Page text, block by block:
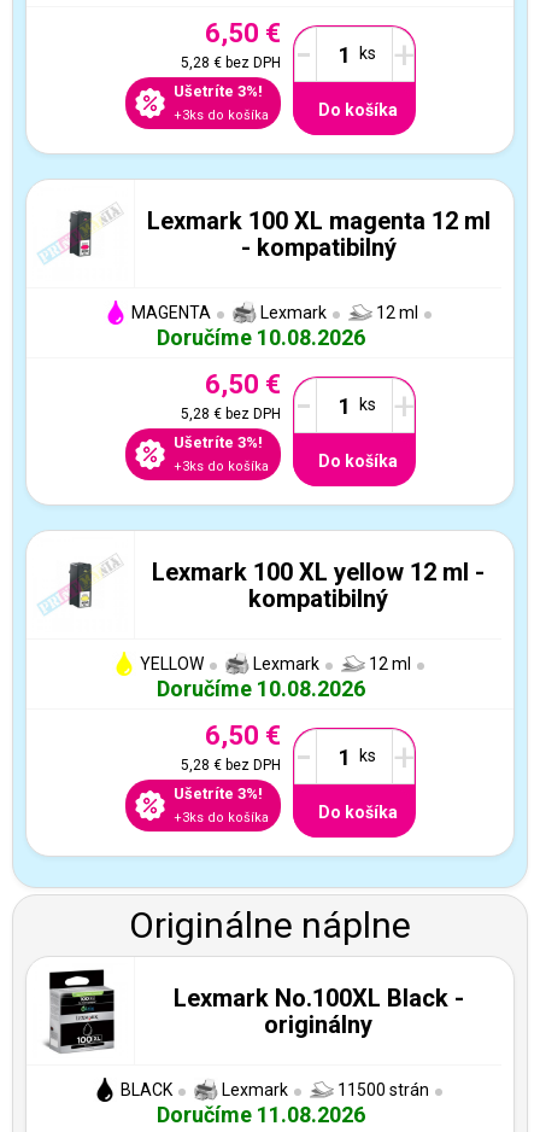
6,50 €
5,28 €bez DPH
Ušetríte 3%!
+3ks do košíka
- +
Do košíka
Lexmark 100 XL magenta 12 ml
- kompatibilný
MAGENTA Lexmark 12 ml
Doručíme 10.08.2026
6,50 €
5,28 €bez DPH
Ušetríte 3%!
+3ks do košíka
- +
Do košíka
Lexmark 100 XL yellow 12 ml -
kompatibilný
YELLOW Lexmark 12 ml
Doručíme 10.08.2026
6,50 €
5,28 €bez DPH
Ušetríte 3%!
+3ks do košíka
- +
Do košíka
Originálne náplne
Lexmark No.100XL Black -
originálny
BLACK Lexmark 11500 strán
Doručíme 11.08.2026